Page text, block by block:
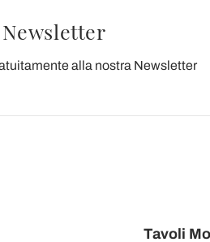
alla nostra Newsletter
Tavoli